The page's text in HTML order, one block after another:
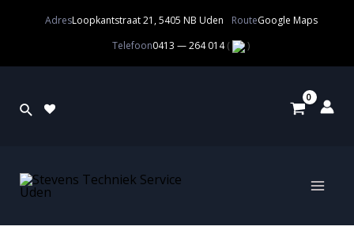
AdresLoopkantstraat 21, 5405 NB Uden RouteGoogle Maps
Telefoon0413 — 264 014( )